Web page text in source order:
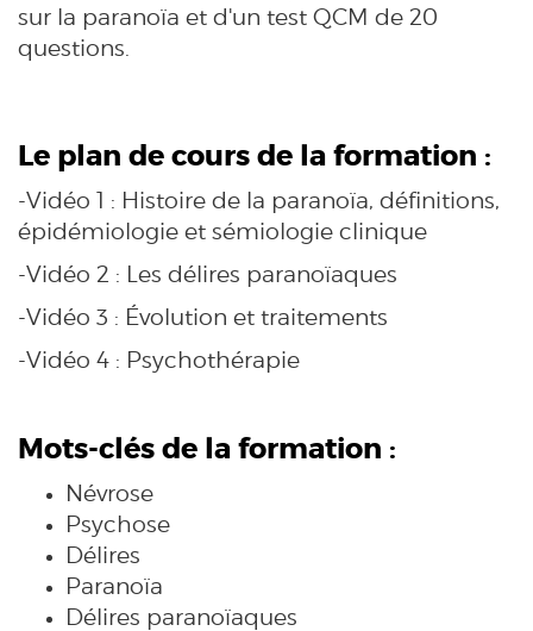
sur la paranoïa et d'un test QCM de 20
questions.
Le plan de cours de la formation :
-Vidéo 1 : Histoire de la paranoïa, définitions,
épidémiologie et sémiologie clinique
-Vidéo 2 : Les délires paranoïaques
-Vidéo 3 : Évolution et traitements
-Vidéo 4 : Psychothérapie
Mots-clés de la formation :
Névrose
Psychose
Délires
Paranoïa
Délires paranoïaques